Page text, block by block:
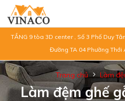
TẦNG 9 tòa 3D center , Số 3 Phố Duy
Đường TA 04 Phường Thới
Trang chủ Làm
Làm đệm ghế